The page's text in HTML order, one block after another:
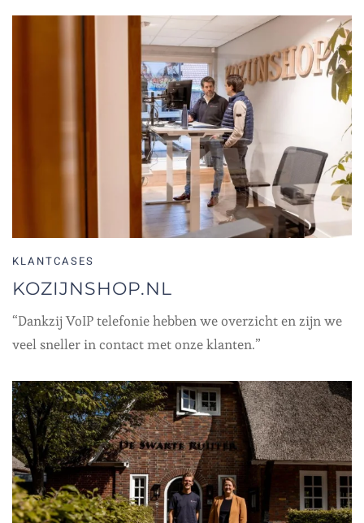
KLANTCASES
KOZIJNSHOP.NL
“Dankzij VoIP telefonie hebben we overzicht en zijn we
veel sneller in contact met onze klanten.”